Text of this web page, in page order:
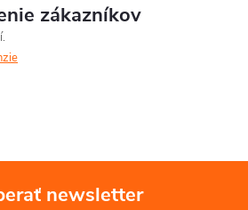
zákazníkov
newsletter